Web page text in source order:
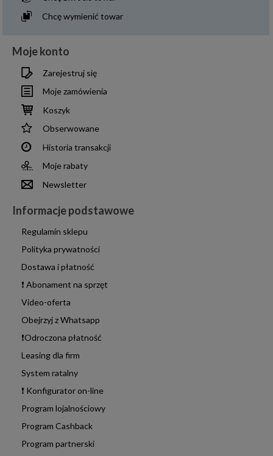
Chcę wymienić towar
Moje konto
Zarejestruj się
Moje zamówienia
Koszyk
Obserwowane
Historia transakcji
Moje rabaty
Newsletter
Informacje podstawowe
Regulamin sklepu
Polityka prywatności
Dostawa i płatność
❗ Abonament na sprzęt
Video-oferta
Obejrzyj z Whatsapp
❗Odroczona płatność
Leasing dla firm
System ratalny
❗ Konfigurator on-line
Program lojalnościowy
Program Cashback
Program partnerski